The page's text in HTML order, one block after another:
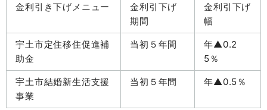
金利引き下げメニュー
金利引下げ
期間
金利引下げ
幅
宇土市定住移住促進補
助金
当初５年間
年▲0.2
5％
宇土市結婚新生活支援
事業
当初５年間 年▲0.5％